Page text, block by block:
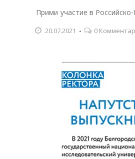
Прими участие в
20.07.2021 0